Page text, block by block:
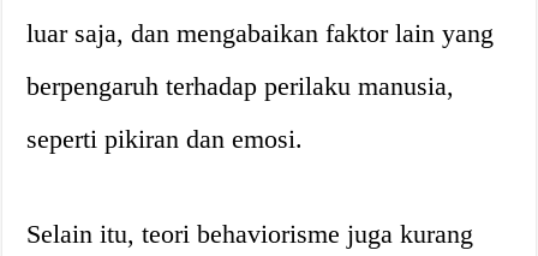
luar saja, dan mengabaikan faktor lain yang
berpengaruh terhadap perilaku manusia,
seperti pikiran dan emosi.
Selain itu, teori behaviorisme juga kurang